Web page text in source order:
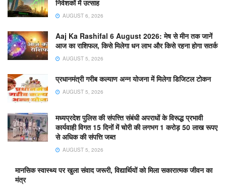
निवेशकों में उत्साह
AUGUST 6, 2026
Aaj Ka Rashifal 6 August 2026: मेष से मीन तक जानें
आज का राशिफल, किसे मिलेगा धन लाभ और किसे रहना होगा सतर्क
AUGUST 5, 2026
प्रधानमंत्री गरीब कल्याण अन्न योजना में मिलेगा डिजिटल टोकन
AUGUST 5, 2026
मध्यप्रदेश पुलिस की संपत्त्ति संबंधी अपराधों के विरूद्ध प्रभावी
कार्यवाही विगत 15 दिनों में चोरी की लगभग 1 करोड़ 50 लाख रूपए
से अधिक की संपत्ति जब्‍त
AUGUST 5, 2026
मानसिक स्वास्थ्य पर खुला संवाद जरूरी, विद्यार्थियों को मिला सकारात्मक जीवन का
मंत्र